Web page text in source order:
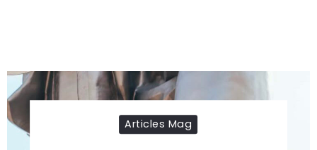
Articles Mag